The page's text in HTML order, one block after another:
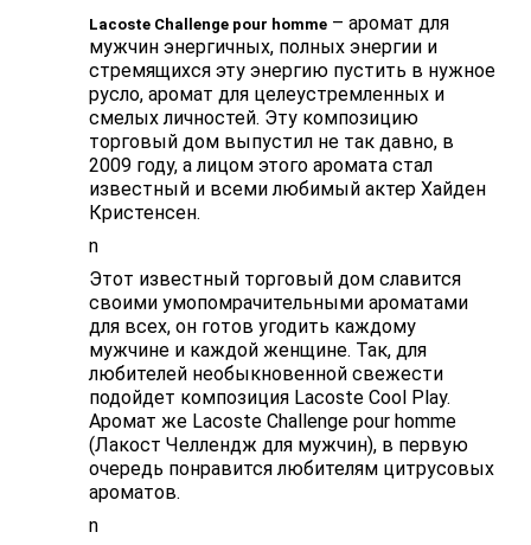
Lacoste Challenge pour homme– аромат для
мужчин энергичных, полных энергии и
стремящихся эту энергию пустить в нужное
русло, аромат для целеустремленных и
смелых личностей. Эту композицию
торговый дом выпустил не так давно, в
2009 году, а лицом этого аромата стал
известный и всеми любимый актер Хайден
Кристенсен.
n
Этот известный торговый дом славится
своими умопомрачительными ароматами
для всех, он готов угодить каждому
мужчине и каждой женщине. Так, для
любителей необыкновенной свежести
подойдет композиция Lacoste Cool Play.
Аромат же Lacoste Challenge pour homme
(Лакост Челлендж для мужчин), в первую
очередь понравится любителям цитрусовых
ароматов.
n